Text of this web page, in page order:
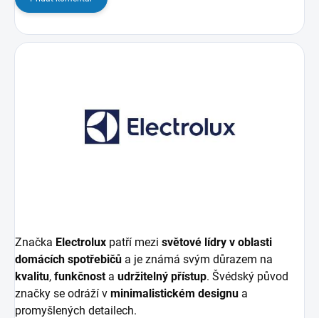
Značka Electrolux patří mezi světové lídry v oblasti
domácích spotřebičů a je známá svým důrazem na
kvalitu, funkčnosta udržitelný přístup. Švédský původ
značky se odráží v minimalistickém designu a
promyšlených detailech.